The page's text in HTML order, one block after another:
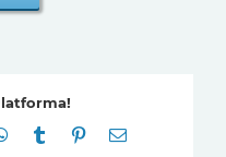
WhatsApp
Tumblr Pinterest
E-